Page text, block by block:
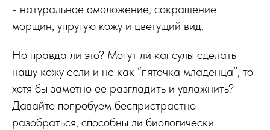
- натуральное омоложение, сокращение
морщин, упругую кожу и цветущий вид.
Но правда ли это? Могут ли капсулы сделать
нашу кожу если и не как “пяточка младенца”, то
хотя бы заметно ее разгладить и увлажнить?
Давайте попробуем беспристрастно
разобраться, способны ли биологически